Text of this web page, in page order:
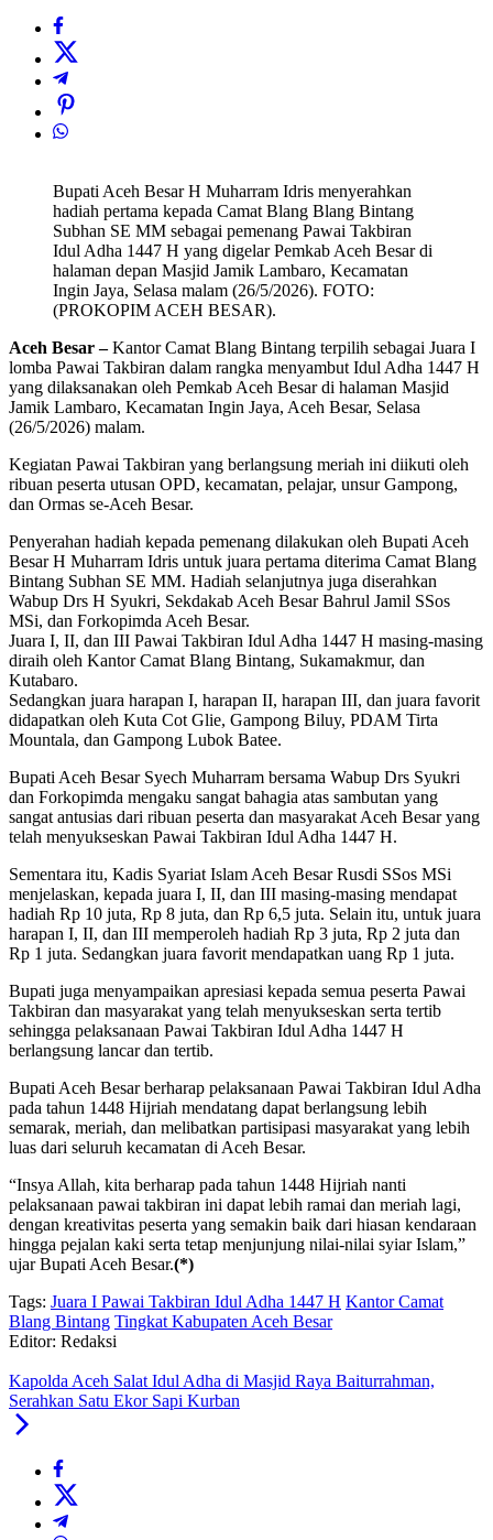
Bupati Aceh Besar H Muharram Idris menyerahkan
hadiah pertama kepada Camat Blang Blang Bintang
Subhan SE MM sebagai pemenang Pawai Takbiran
Idul Adha 1447 H yang digelar Pemkab Aceh Besar di
halaman depan Masjid Jamik Lambaro, Kecamatan
Ingin Jaya, Selasa malam (26/5/2026). FOTO:
(PROKOPIM ACEH BESAR).
Aceh Besar –Kantor Camat Blang Bintang terpilih sebagai Juara I
lomba Pawai Takbiran dalam rangka menyambut Idul Adha 1447 H
yang dilaksanakan oleh Pemkab Aceh Besar di halaman Masjid
Jamik Lambaro, Kecamatan Ingin Jaya, Aceh Besar, Selasa
(26/5/2026) malam.
Kegiatan Pawai Takbiran yang berlangsung meriah ini diikuti oleh
ribuan peserta utusan OPD, kecamatan, pelajar, unsur Gampong,
dan Ormas se-Aceh Besar.
Penyerahan hadiah kepada pemenang dilakukan oleh Bupati Aceh
Besar H Muharram Idris untuk juara pertama diterima Camat Blang
Bintang Subhan SE MM. Hadiah selanjutnya juga diserahkan
Wabup Drs H Syukri, Sekdakab Aceh Besar Bahrul Jamil SSos
MSi, dan Forkopimda Aceh Besar.
Juara I, II, dan III Pawai Takbiran Idul Adha 1447 H masing-masing
diraih oleh Kantor Camat Blang Bintang, Sukamakmur, dan
Kutabaro.
Sedangkan juara harapan I, harapan II, harapan III, dan juara favorit
didapatkan oleh Kuta Cot Glie, Gampong Biluy, PDAM Tirta
Mountala, dan Gampong Lubok Batee.
Bupati Aceh Besar Syech Muharram bersama Wabup Drs Syukri
dan Forkopimda mengaku sangat bahagia atas sambutan yang
sangat antusias dari ribuan peserta dan masyarakat Aceh Besar yang
telah menyukseskan Pawai Takbiran Idul Adha 1447 H.
Sementara itu, Kadis Syariat Islam Aceh Besar Rusdi SSos MSi
menjelaskan, kepada juara I, II, dan III masing-masing mendapat
hadiah Rp 10 juta, Rp 8 juta, dan Rp 6,5 juta. Selain itu, untuk juara
harapan I, II, dan III memperoleh hadiah Rp 3 juta, Rp 2 juta dan
Rp 1 juta. Sedangkan juara favorit mendapatkan uang Rp 1 juta.
Bupati juga menyampaikan apresiasi kepada semua peserta Pawai
Takbiran dan masyarakat yang telah menyukseskan serta tertib
sehingga pelaksanaan Pawai Takbiran Idul Adha 1447 H
berlangsung lancar dan tertib.
Bupati Aceh Besar berharap pelaksanaan Pawai Takbiran Idul Adha
pada tahun 1448 Hijriah mendatang dapat berlangsung lebih
semarak, meriah, dan melibatkan partisipasi masyarakat yang lebih
luas dari seluruh kecamatan di Aceh Besar.
“Insya Allah, kita berharap pada tahun 1448 Hijriah nanti
pelaksanaan pawai takbiran ini dapat lebih ramai dan meriah lagi,
dengan kreativitas peserta yang semakin baik dari hiasan kendaraan
hingga pejalan kaki serta tetap menjunjung nilai-nilai syiar Islam,”
ujar Bupati Aceh Besar.(*)
Tags: Juara I Pawai Takbiran Idul Adha 1447 H Kantor Camat
Blang Bintang Tingkat Kabupaten Aceh Besar
Editor: Redaksi
Kapolda Aceh Salat Idul Adha di Masjid Raya Baiturrahman,
Serahkan Satu Ekor Sapi Kurban